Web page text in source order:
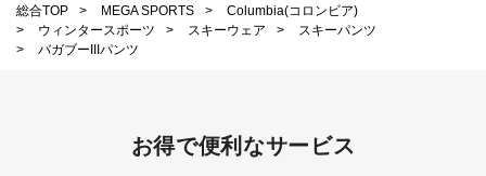
総合TOP
> MEGA SPORTS >
Columbia(コロンビア)
>
ウィンタースポーツ > スキーウェア >
スキーパンツ
>
バガブーIIIパンツ
お得で便利なサービス